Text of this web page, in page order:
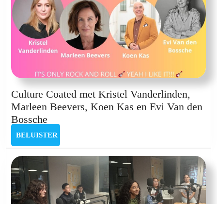
Culture Coated met Kristel Vanderlinden,
Marleen Beevers, Koen Kas en Evi Van den
Bossche
Coated
met
Kristel
Vanderlinden,
Marleen
Beevers,
BELUISTER